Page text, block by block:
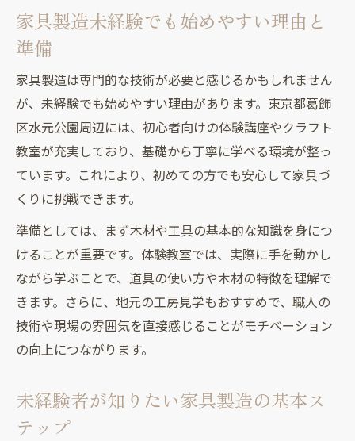
法
未経験でも参加できる家具製造体験の流れ
家具製造未経験が感じる現場の雰囲気とは
家具製作に挑戦するなら未経験でも安心
家具製造未経験でも安心なサポート体制と
は
未経験から家具製造を始めるときの心強い
制度
家具製造未経験者が安心して学べる理由解
説
は
家具製造未経験でも始めやすい理由と
準備
家具製造は専門的な技術が必要と感じるかもしれません
が、未経験でも始めやすい理由があります。東京都葛飾
区水元公園周辺には、初心者向けの体験講座やクラフト
教室が充実しており、基礎から丁寧に学べる環境が整っ
ています。これにより、初めての方でも安心して家具づ
くりに挑戦できます。
準備としては、まず木材や工具の基本的な知識を身につ
けることが重要です。体験教室では、実際に手を動かし
ながら学ぶことで、道具の使い方や木材の特徴を理解で
きます。さらに、地元の工房見学もおすすめで、職人の
技術や現場の雰囲気を直接感じることがモチベーション
の向上につながります。
未経験者が知りたい家具製造の基本ス
テップ